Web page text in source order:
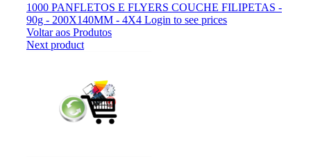
1000 PANFLETOS E FLYERS COUCHE FILIPETAS -
90g - 200X140MM - 4X4 Login to see prices
Voltar aos Produtos
Next product